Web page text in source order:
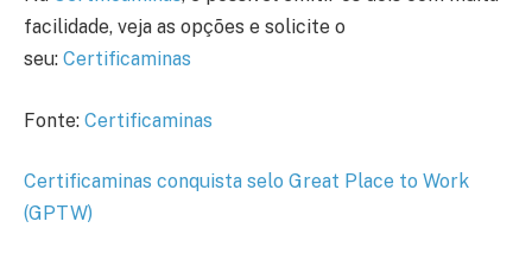
facilidade, veja as opções e solicite o
seu: Certificaminas
Fonte: Certificaminas
Certificaminas conquista selo Great Place to Work
(GPTW)